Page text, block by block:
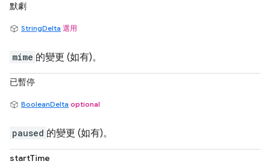
默劇
StringDelta 選用
mime 的變更 (如有)。
已暫停
BooleanDelta optional
paused 的變更 (如有)。
startTime